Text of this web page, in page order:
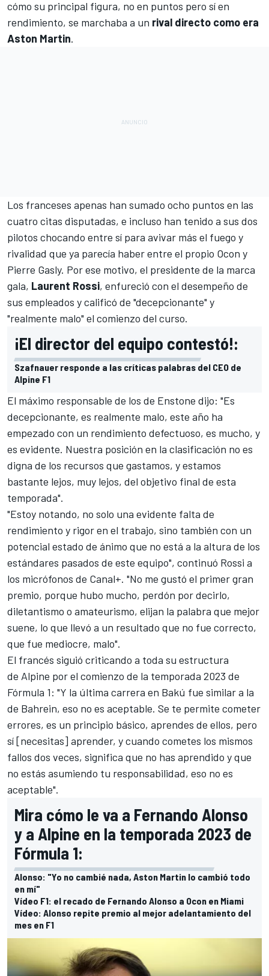
cómo su principal figura, no en puntos pero sí en
rendimiento, se marchaba a un rival directo como era
Aston Martin.
Los franceses apenas han sumado ocho puntos en las
cuatro citas disputadas, e incluso han tenido a sus dos
pilotos chocando entre sí para avivar más el fuego y
rivalidad que ya parecía haber entre el propio Ocon y
Pierre Gasly. Por ese motivo, el presidente de la marca
gala, Laurent Rossi, enfureció con el desempeño de
sus empleados y calificó de "decepcionante" y
"realmente malo" el comienzo del curso.
¡El director del equipo contestó!:
Szafnauer responde a las críticas palabras del CEO de
Alpine F1
El máximo responsable de los de Enstone dijo: "Es
decepcionante, es realmente malo, este año ha
empezado con un rendimiento defectuoso, es mucho, y
es evidente. Nuestra posición en la clasificación no es
digna de los recursos que gastamos, y estamos
bastante lejos, muy lejos, del objetivo final de esta
temporada".
"Estoy notando, no solo una evidente falta de
rendimiento y rigor en el trabajo, sino también con un
potencial estado de ánimo que no está a la altura de los
estándares pasados de este equipo", continuó Rossi a
los micrófonos de Canal+. "No me gustó el primer gran
premio, porque hubo mucho, perdón por decirlo,
diletantismo o amateurismo, elijan la palabra que mejor
suene, lo que llevó a un resultado que no fue correcto,
que fue mediocre, malo".
El francés siguió criticando a toda su estructura
de Alpine por el comienzo de la temporada 2023 de
Fórmula 1: "Y la última carrera en Bakú fue similar a la
de Bahrein, eso no es aceptable. Se te permite cometer
errores, es un principio básico, aprendes de ellos, pero
sí [necesitas] aprender, y cuando cometes los mismos
fallos dos veces, significa que no has aprendido y que
no estás asumiendo tu responsabilidad, eso no es
aceptable".
Mira cómo le va a Fernando Alonso
y a Alpine en la temporada 2023 de
Fórmula 1:
Alonso: "Yo no cambié nada, Aston Martin lo cambió todo
en mí"
Vídeo F1: el recado de Fernando Alonso a Ocon en Miami
Vídeo: Alonso repite premio al mejor adelantamiento del
mes en F1